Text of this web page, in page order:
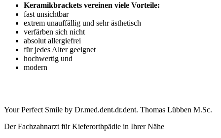
Keramikbrackets vereinen viele Vorteile:
fast unsichtbar
extrem unauffällig und sehr ästhetisch
verfärben sich nicht
absolut allergiefrei
für jedes Alter geeignet
hochwertig und
modern
Your Perfect Smile by Dr.med.dent.dr.dent. Thomas Lübben M.Sc.
Der Fachzahnarzt für Kieferorthpädie in Ihrer Nähe